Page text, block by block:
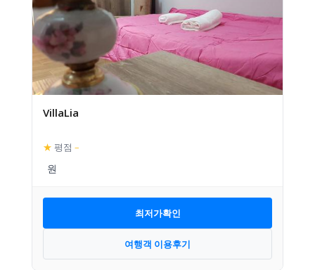
VillaLia
★ 평점 –
최저가확인
여행객 이용후기